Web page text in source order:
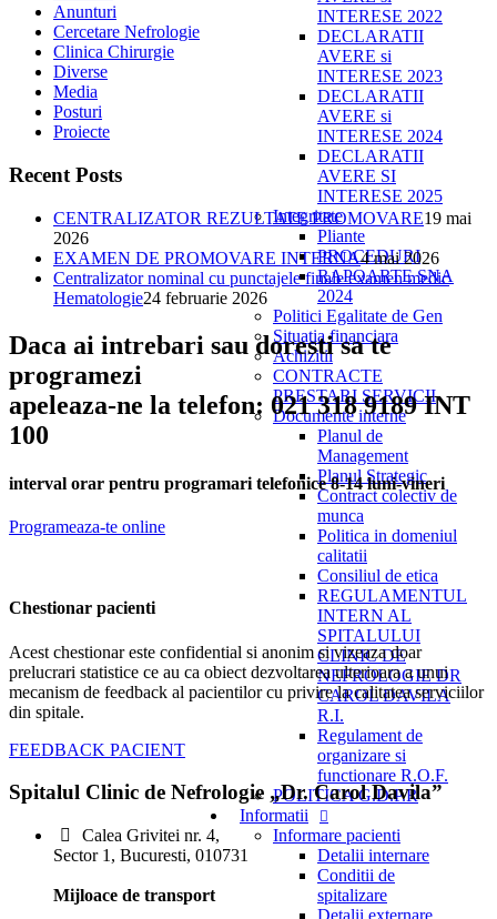
INTERESE 2022
DECLARATII
AVERE si
INTERESE 2023
DECLARATII
AVERE si
INTERESE 2024
DECLARATII
AVERE SI
INTERESE 2025
Integritate
Pliante
PROCEDURI
RAPOARTE SNA
2024
Politici Egalitate de Gen
Situatia financiara
Achizitii
CONTRACTE
PRESTARI SERVICII
Documente interne
Planul de
Management
Planul Strategic
Contract colectiv de
munca
Politica in domeniul
calitatii
Consiliul de etica
REGULAMENTUL
INTERN AL
SPITALULUI
CLINIC DE
NEFROLOGIE DR
CAROL DAVILA
R.I.
Regulament de
organizare si
functionare R.O.F.
POLITICA G.D.P.R
Informatii
Informare pacienti
Detalii internare
Conditii de
spitalizare
Detalii externare
Anunturi
Cercetare Nefrologie
Clinica Chirurgie
Diverse
Media
Posturi
Proiecte
Recent Posts
CENTRALIZATOR REZULTATE PROMOVARE19 mai
2026
EXAMEN DE PROMOVARE INTERNA4 mai 2026
Centralizator nominal cu punctajele finale examen medic
Hematologie24 februarie 2026
Daca ai intrebari sau doresti sa te
programezi
apeleaza-ne la telefon: 021 318 9189 INT
100
interval orar pentru programari telefonice 8-14 luni-vineri
Programeaza-te online
Chestionar pacienti
Acest chestionar este confidential si anonim si vizeaza doar
prelucrari statistice ce au ca obiect dezvoltarea ulterioara a unui
mecanism de feedback al pacientilor cu privire la calitatea serviciilor
din spitale.
FEEDBACK PACIENT
Spitalul Clinic de Nefrologie „Dr. Carol Davila”
Calea Grivitei nr. 4,
Sector 1, Bucuresti, 010731
Mijloace de transport